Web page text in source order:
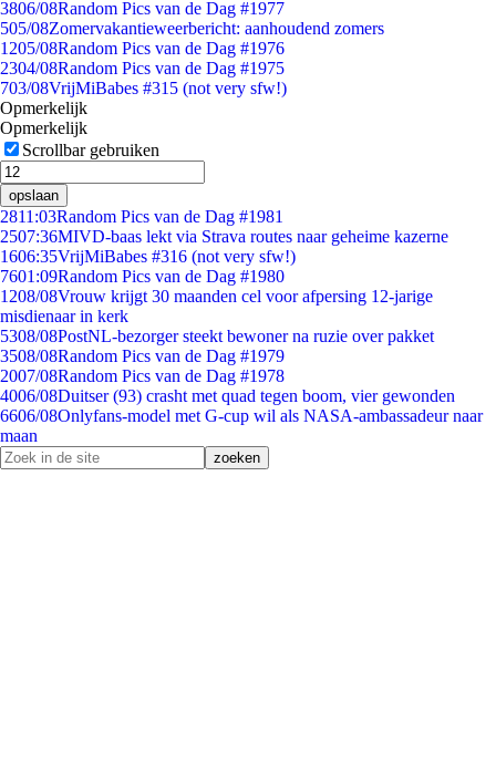
3806/08Random Pics van de Dag #1977
505/08Zomervakantieweerbericht: aanhoudend zomers
1205/08Random Pics van de Dag #1976
2304/08Random Pics van de Dag #1975
703/08VrijMiBabes #315 (not very sfw!)
Opmerkelijk
Opmerkelijk
Scrollbar gebruiken
opslaan
2811:03Random Pics van de Dag #1981
2507:36MIVD-baas lekt via Strava routes naar geheime kazerne
1606:35VrijMiBabes #316 (not very sfw!)
7601:09Random Pics van de Dag #1980
1208/08Vrouw krijgt 30 maanden cel voor afpersing 12-jarige
misdienaar in kerk
5308/08PostNL-bezorger steekt bewoner na ruzie over pakket
3508/08Random Pics van de Dag #1979
2007/08Random Pics van de Dag #1978
4006/08Duitser (93) crasht met quad tegen boom, vier gewonden
6606/08Onlyfans-model met G-cup wil als NASA-ambassadeur naar
maan